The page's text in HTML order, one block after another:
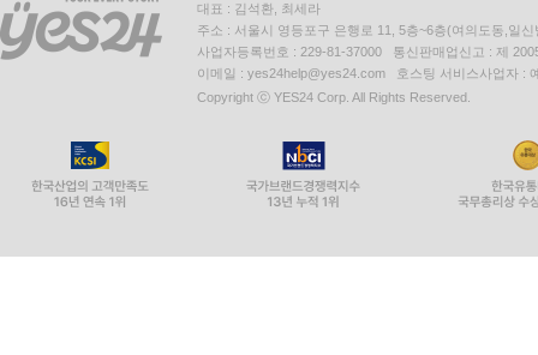
대표 : 김석환, 최세라
주소 : 서울시 영등포구 은행로 11, 5층~6층(여의도동,일신
사업자등록번호 : 229-81-37000 통신판매업신고 : 제
이메일 : yes24help@yes24.com 호스팅 서비스사업자 :
Copyright ⓒ YES24 Corp. All Rights Reserved.